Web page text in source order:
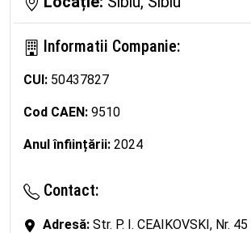
Informatii Companie:
CUI: 50437827
Cod CAEN: 9510
Anul înființării: 2024
Contact:
Adresă: Str. P. I. CEAIKOVSKI, Nr. 45